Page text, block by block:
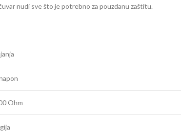
nudi sve što je potrebno za pouzdanu zaštitu.
Ohm